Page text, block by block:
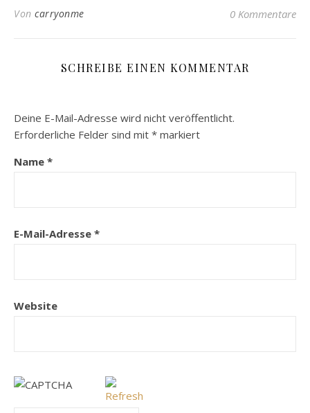
Von carryonme 0 Kommentare
SCHREIBE EINEN KOMMENTAR
Deine E-Mail-Adresse wird nicht veröffentlicht.
Erforderliche Felder sind mit * markiert
Name *
E-Mail-Adresse *
Website